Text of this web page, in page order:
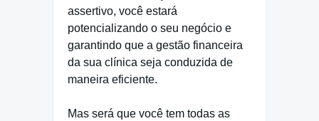
assertivo, você estará
potencializando o seu negócio e
garantindo que a gestão financeira
da sua clínica seja conduzida de
maneira eficiente.
Mas será que você tem todas as